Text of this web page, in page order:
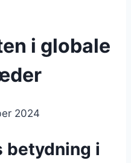
i globale
2024
betydning i